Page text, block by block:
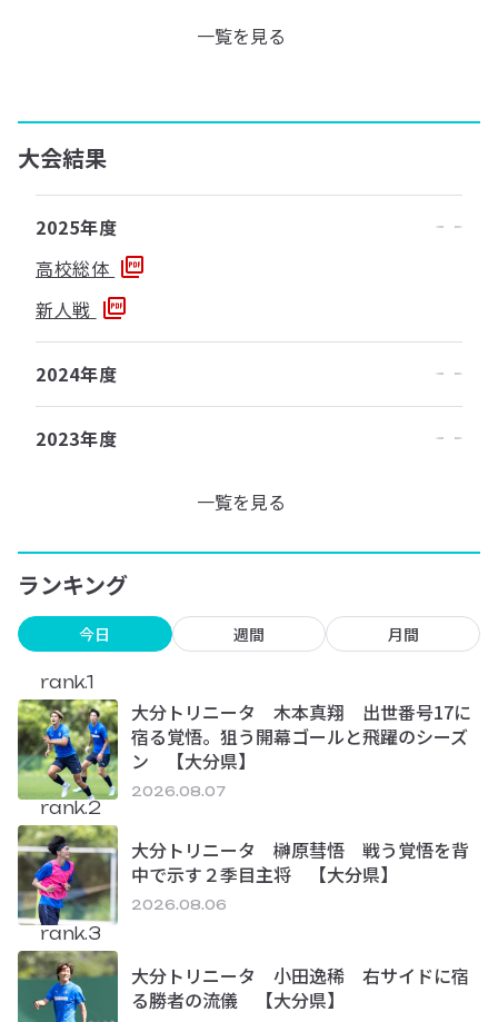
一覧を見る
大会結果
2025年度
高校総体
新人戦
2024年度
2023年度
一覧を見る
ランキング
今日 週間 月間
rank.1
大分トリニータ 木本真翔 出世番号17に
宿る覚悟。狙う開幕ゴールと飛躍のシーズ
ン 【大分県】
2026.08.07
rank.2
大分トリニータ 榊原彗悟 戦う覚悟を背
中で示す２季目主将 【大分県】
2026.08.06
rank.3
大分トリニータ 小田逸稀 右サイドに宿
る勝者の流儀 【大分県】